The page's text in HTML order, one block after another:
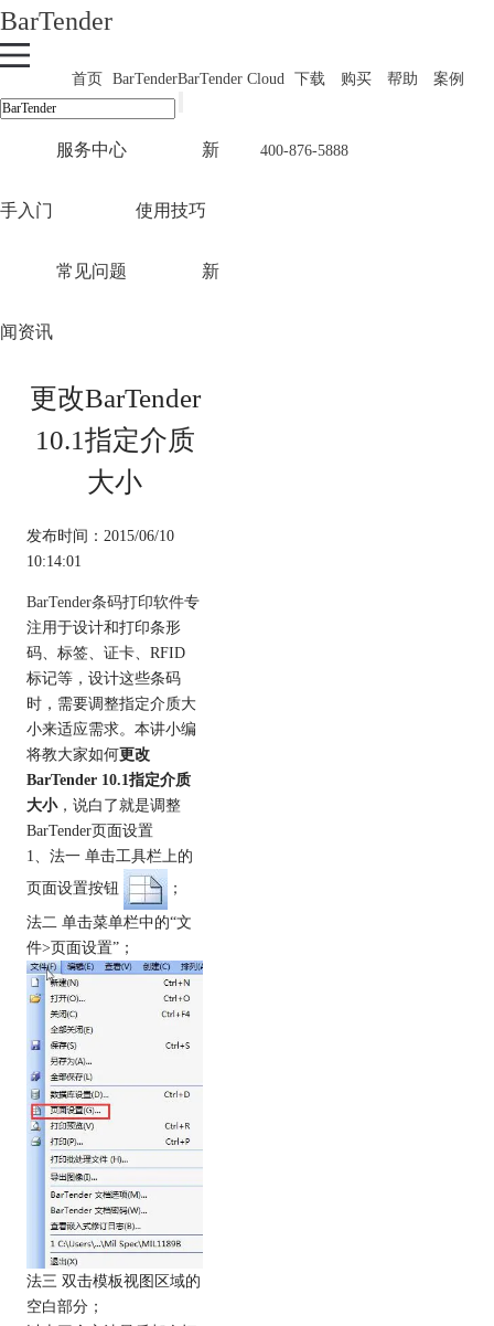
BarTender
首页 BarTenderBarTender Cloud 下载 购买 帮助 案例
400-876-5888
服务中心 新
手入门 使用技巧
常见问题 新
闻资讯
更改BarTender
10.1指定介质
大小
发布时间：2015/06/10
10:14:01
BarTender条码打印软件专
注用于设计和打印条形
码、标签、证卡、RFID
标记等，设计这些条码
时，需要调整指定介质大
小来适应需求。本讲小编
将教大家如何更改
BarTender 10.1指定介质
大小，说白了就是调整
BarTender页面设置
1、法一 单击工具栏上的
页面设置按钮
；
法二 单击菜单栏中的“文
件>页面设置”；
法三 双击模板视图区域的
空白部分；